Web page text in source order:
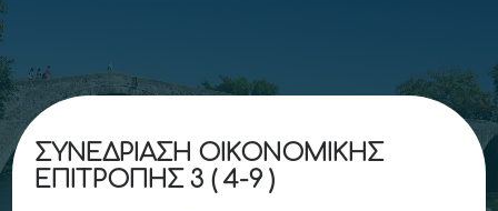
ΣΥΝΕΔΡΙΑΣΗ ΟΙΚΟΝΟΜΙΚΗΣ
ΕΠΙΤΡΟΠΗΣ 3 ( 4-9 )